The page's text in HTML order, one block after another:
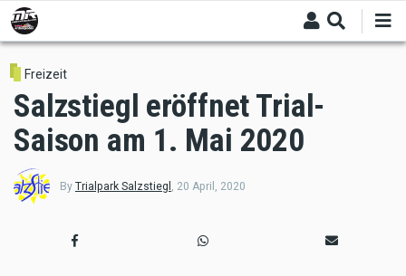
Skip
to
main
content
Freizeit
Salzstiegl eröffnet Trial-
Saison am 1. Mai 2020
By Trialpark Salzstiegl 20 April, 2020